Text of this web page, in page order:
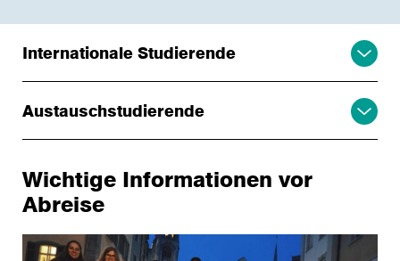
Internationale Studierende
Austauschstudierende
Wichtige Informationen vor
Abreise